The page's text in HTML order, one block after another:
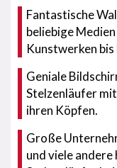
Fantastische
beliebige
Kunstwerken
Geniale
Stelzenläufer
ihren Köpfen.
Große
und viele